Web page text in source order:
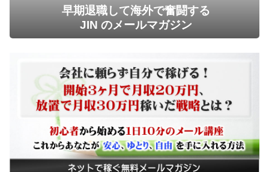
早期退職して海外で奮闘する
JIN のメールマガジン